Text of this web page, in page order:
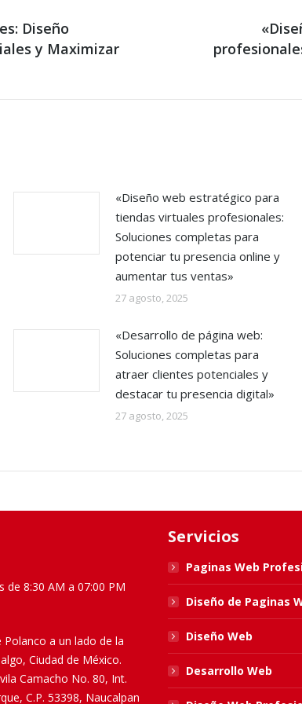
Diseño
y Maximizar
«Diseño web estratégico para
tiendas virtuales profesionales:
Soluciones completas para
potenciar tu presencia online y
aumentar tus ventas»
27 agosto, 2025
«Desarrollo de página web:
Soluciones completas para
atraer clientes potenciales y
destacar tu presencia digital»
27 agosto, 2025
de 8:30 AM a 07:00 PM
a un lado de la
Ciudad de México.
Camacho No. 80, Int.
C.P. 53398, Naucalpan
Servicios
Paginas Web
Diseño de Paginas
Diseño Web
Desarrollo Web